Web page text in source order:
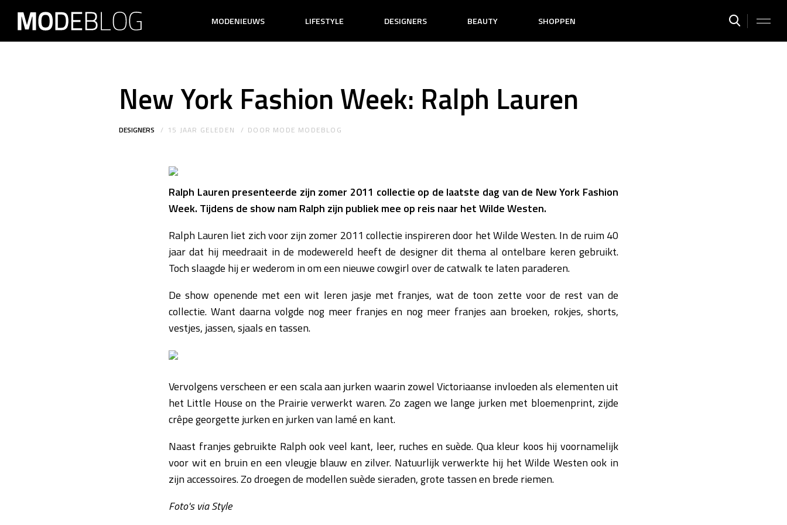
MODENIEUWS LIFESTYLE DESIGNERS BEAUTY SHOPPEN
New York Fashion Week: Ralph Lauren
DESIGNERS 15 JAAR GELEDEN DOOR MODE MODEBLOG
Ralph Lauren presenteerde zijn zomer 2011 collectie op de laatste dag van de New York Fashion
Week. Tijdens de show nam Ralph zijn publiek mee op reis naar het Wilde Westen.
Ralph Lauren liet zich voor zijn zomer 2011 collectie inspireren door het Wilde Westen. In de ruim 40
jaar dat hij meedraait in de modewereld heeft de designer dit thema al ontelbare keren gebruikt.
Toch slaagde hij er wederom in om een nieuwe cowgirl over de catwalk te laten paraderen.
De show openende met een wit leren jasje met franjes, wat de toon zette voor de rest van de
collectie. Want daarna volgde nog meer franjes en nog meer franjes aan broeken, rokjes, shorts,
vestjes, jassen, sjaals en tassen.
Vervolgens verscheen er een scala aan jurken waarin zowel Victoriaanse invloeden als elementen uit
het Little House on the Prairie verwerkt waren. Zo zagen we lange jurken met bloemenprint, zijde
crêpe georgette jurken en jurken van lamé en kant.
Naast franjes gebruikte Ralph ook veel kant, leer, ruches en suède. Qua kleur koos hij voornamelijk
voor wit en bruin en een vleugje blauw en zilver. Natuurlijk verwerkte hij het Wilde Westen ook in
zijn accessoires. Zo droegen de modellen suède sieraden, grote tassen en brede riemen.
Foto's via Style